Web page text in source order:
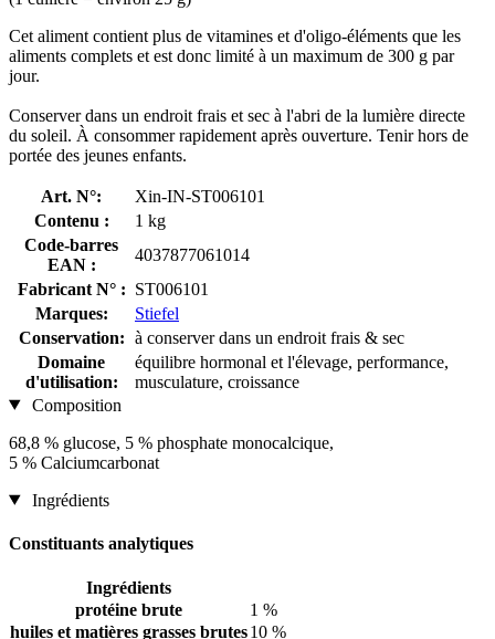
Cet aliment contient plus de vitamines et d'oligo-éléments que les
aliments complets et est donc limité à un maximum de 300 g par
jour.
Conserver dans un endroit frais et sec à l'abri de la lumière directe
du soleil. À consommer rapidement après ouverture. Tenir hors de
portée des jeunes enfants.
Art. N°:
Xin-IN-ST006101
Contenu :
1 kg
Code-barres
EAN :
4037877061014
Fabricant N° : ST006101
Marques:
Stiefel
Conservation: à conserver dans un endroit frais & sec
Domaine
d'utilisation:
équilibre hormonal et l'élevage, performance,
musculature, croissance
Composition
68,8 % glucose, 5 % phosphate monocalcique,
5 % Calciumcarbonat
Ingrédients
Constituants analytiques
Ingrédients
protéine brute
1 %
huiles et matières grasses brutes10 %